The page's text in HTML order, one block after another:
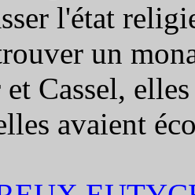
l'état
un
Cassel,
avaient